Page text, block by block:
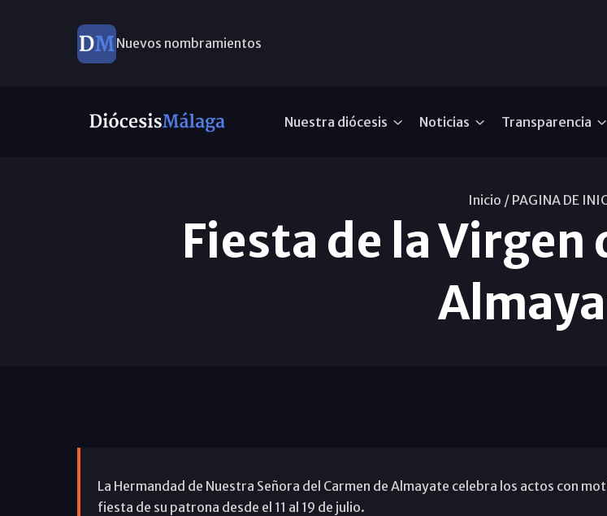
Nuevos nombramientos
Nuestra diócesis Noticias Transparencia
Inicio / PAGINA DE
Fiesta de la Virgen
La Hermandad de Nuestra Señora del Carmen de Almayate celebra los actos con
fiesta de su patrona desde el 11 al 19 de julio.